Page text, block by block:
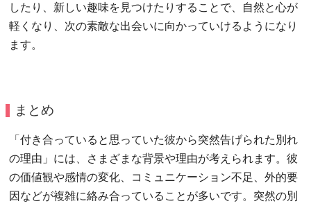
したり、新しい趣味を見つけたりすることで、自然と心が
軽くなり、次の素敵な出会いに向かっていけるようになり
ます。
まとめ
「付き合っていると思っていた彼から突然告げられた別れ
の理由」には、さまざまな背景や理由が考えられます。彼
の価値観や感情の変化、コミュニケーション不足、外的要
因などが複雑に絡み合っていることが多いです。突然の別